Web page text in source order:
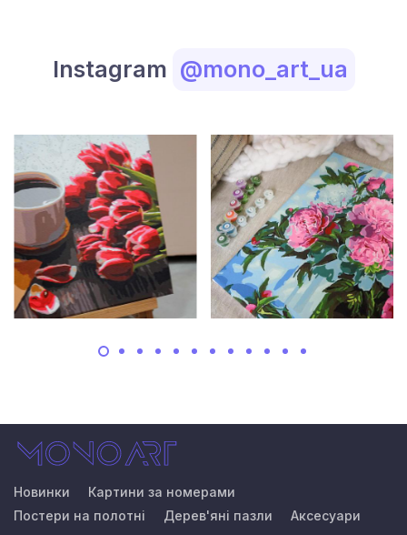
Instagram @mono_art_ua
Новинки
Картини за номерами
Постери на полотні
Дерев'яні пазли Аксесуари